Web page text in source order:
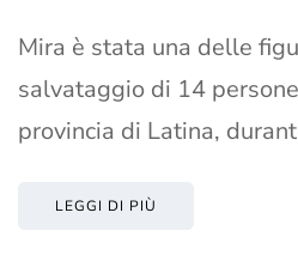
Mira è stata una delle
salvataggio di 14
provincia di Latina,
LEGGI DI PIÙ